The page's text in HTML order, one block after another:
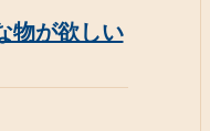
物が欲しい